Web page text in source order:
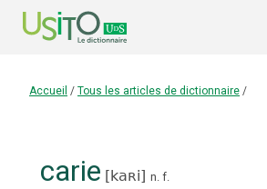
Accueil / Tous les articles de dictionnaire /
carie [kaʀi] n. f.